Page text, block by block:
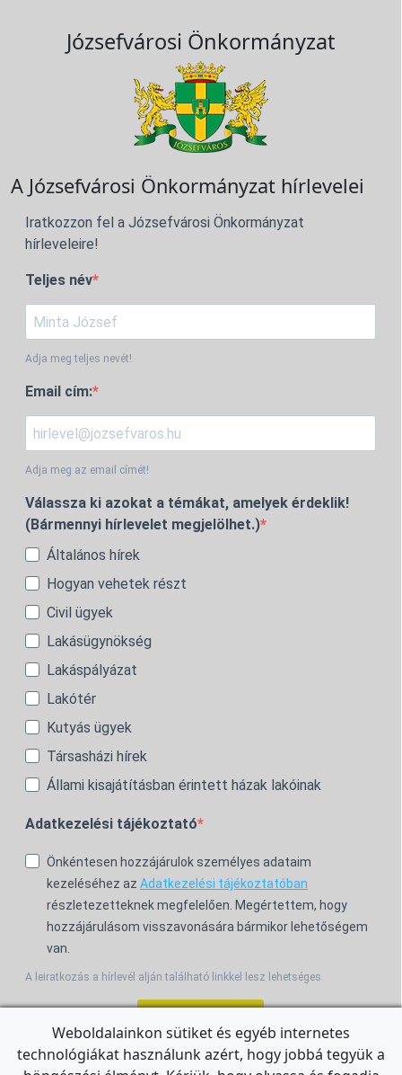
Józsefvárosi Önkormányzat
A Józsefvárosi Önkormányzat hírlevelei
Iratkozzon fel a Józsefvárosi Önkormányzat
hírleveleire!
Teljes név
Adja meg teljes nevét!
Email cím:
Adja meg az email címét!
Válassza ki azokat a témákat, amelyek érdeklik!
(Bármennyi hírlevelet megjelölhet.)
Általános hírek
Hogyan vehetek részt
Civil ügyek
Lakásügynökség
Lakáspályázat
Lakótér
Kutyás ügyek
Társasházi hírek
Állami kisajátításban érintett házak lakóinak
Adatkezelési tájékoztató
Önkéntesen hozzájárulok személyes adataim
kezeléséhez az Adatkezelési tájékoztatóban
részletezetteknek megfelelően. Megértettem, hogy
hozzájárulásom visszavonására bármikor lehetőségem
van.
A leiratkozás a hírlevél alján található linkkel lesz lehetséges.
For the English Newsletter, clickHERE.
Weboldalainkon sütiket és egyéb internetes
technológiákat használunk azért, hogy jobbá tegyük a